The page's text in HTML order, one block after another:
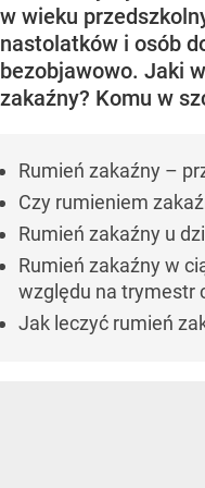
w wieku
nastolatków i osób
bezobjawowo. Jaki
zakaźny? Komu w
Rumień zakaźny –
Czy rumieniem
Rumień zakaźny u
Rumień zakaźny w
względu na trymestr
Jak leczyć rumień